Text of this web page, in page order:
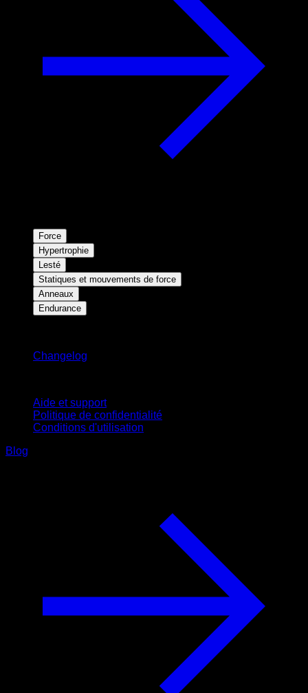
Force
Hypertrophie
Lesté
Statiques et mouvements de force
Anneaux
Endurance
Changelog
Aide et support
Politique de confidentialité
Conditions d'utilisation
Blog